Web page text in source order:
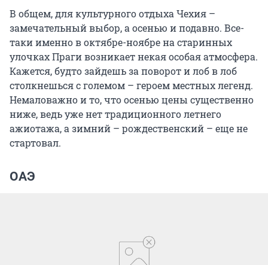
В общем, для культурного отдыха Чехия –
замечательный выбор, а осенью и подавно. Все-
таки именно в октябре-ноябре на старинных
улочках Праги возникает некая особая атмосфера.
Кажется, будто зайдешь за поворот и лоб в лоб
столкнешься с големом – героем местных легенд.
Немаловажно и то, что осенью цены существенно
ниже, ведь уже нет традиционного летнего
ажиотажа, а зимний – рождественский – еще не
стартовал.
ОАЭ